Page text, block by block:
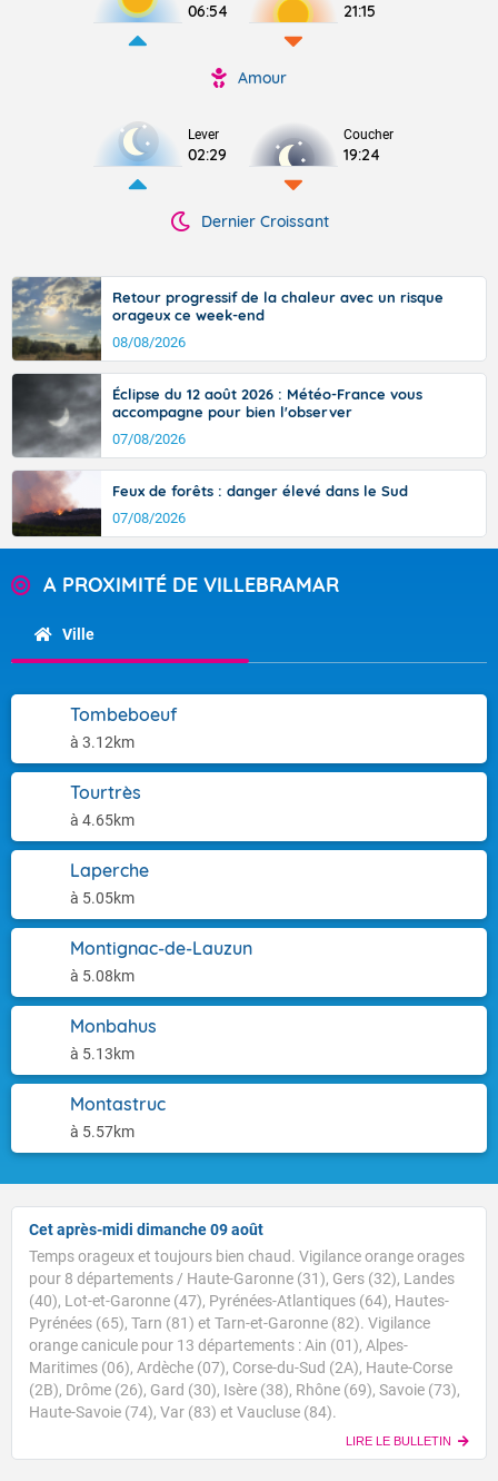
06:54 21:15
Amour
Lever
02:29
Coucher
19:24
Dernier Croissant
Retour progressif de la chaleur avec un risque
orageux ce week-end
08/08/2026
Éclipse du 12 août 2026 : Météo-France vous
accompagne pour bien l'observer
07/08/2026
Feux de forêts : danger élevé dans le Sud
07/08/2026
A PROXIMITÉ DE VILLEBRAMAR
Ville
Tombeboeuf
à 3.12km
Tourtrès
à 4.65km
Laperche
à 5.05km
Montignac-de-Lauzun
à 5.08km
Monbahus
à 5.13km
Montastruc
à 5.57km
Cet après-midi dimanche 09 août
Temps orageux et toujours bien chaud. Vigilance orange orages
pour 8 départements / Haute-Garonne (31), Gers (32), Landes
(40), Lot-et-Garonne (47), Pyrénées-Atlantiques (64), Hautes-
Pyrénées (65), Tarn (81) et Tarn-et-Garonne (82). Vigilance
orange canicule pour 13 départements : Ain (01), Alpes-
Maritimes (06), Ardèche (07), Corse-du-Sud (2A), Haute-Corse
(2B), Drôme (26), Gard (30), Isère (38), Rhône (69), Savoie (73),
Haute-Savoie (74), Var (83) et Vaucluse (84).
LIRE LE BULLETIN